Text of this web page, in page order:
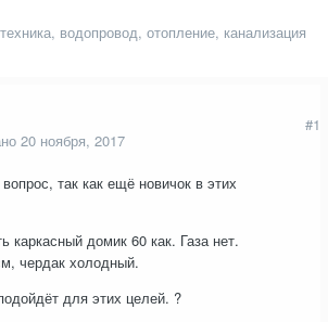
водопровод, отопление, канализация
20 ноября, 2017
#1
так как ещё новичок в этих
каркасный домик 60 как. Газа нет.
чердак холодный.
для этих целей. ?